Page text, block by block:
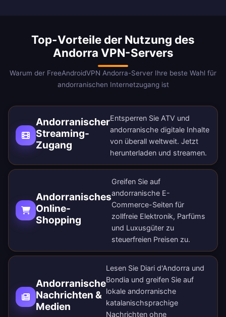
Top-Vorteile der Nutzung des
Andorra VPN-Servers
Warum der FreeAndroidVPN Andorra-Server Ihre beste Wahl für
andorranischen Internetzugang ist
Andorranischer
Streaming-
Zugang
Entsperren Sie ATV und
andorranische digitale Inhalte
von überall weltweit. Jetzt
herunterladen und streamen.
Andorranisches
Online-
Shopping
Greifen Sie auf
andorranische E-
Commerce-Seiten für
zollfreie Elektronik, Parfüms
und Luxusgüter zu
steuerfreien Preisen zu.
Andorranische
Nachrichten &
Medien
Lesen Sie Diari d'Andorra und
Bondia und greifen Sie auf
lokale andorranische
katalanischsprachige
Nachrichten ohne